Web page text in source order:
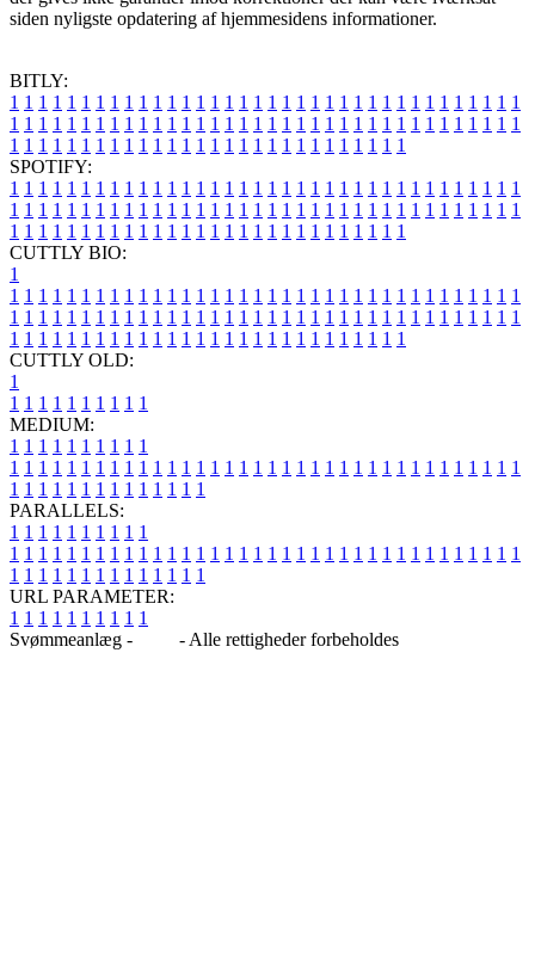
siden nyligste opdatering af hjemmesidens informationer.
BITLY:
1 1 1 1 1 1 1 1 1 1 1 1 1 1 1 1 1 1 1 1 1 1 1 1 1 1 1 1 1 1 1 1 1 1 1 1
1 1 1 1 1 1 1 1 1 1 1 1 1 1 1 1 1 1 1 1 1 1 1 1 1 1 1 1 1 1 1 1 1 1 1 1
1 1 1 1 1 1 1 1 1 1 1 1 1 1 1 1 1 1 1 1 1 1 1 1 1 1 1 1
SPOTIFY:
1 1 1 1 1 1 1 1 1 1 1 1 1 1 1 1 1 1 1 1 1 1 1 1 1 1 1 1 1 1 1 1 1 1 1 1
1 1 1 1 1 1 1 1 1 1 1 1 1 1 1 1 1 1 1 1 1 1 1 1 1 1 1 1 1 1 1 1 1 1 1 1
1 1 1 1 1 1 1 1 1 1 1 1 1 1 1 1 1 1 1 1 1 1 1 1 1 1 1 1
CUTTLY BIO:
1
1 1 1 1 1 1 1 1 1 1 1 1 1 1 1 1 1 1 1 1 1 1 1 1 1 1 1 1 1 1 1 1 1 1 1 1
1 1 1 1 1 1 1 1 1 1 1 1 1 1 1 1 1 1 1 1 1 1 1 1 1 1 1 1 1 1 1 1 1 1 1 1
1 1 1 1 1 1 1 1 1 1 1 1 1 1 1 1 1 1 1 1 1 1 1 1 1 1 1 1
CUTTLY OLD:
1
1 1 1 1 1 1 1 1 1 1
MEDIUM:
1 1 1 1 1 1 1 1 1 1
1 1 1 1 1 1 1 1 1 1 1 1 1 1 1 1 1 1 1 1 1 1 1 1 1 1 1 1 1 1 1 1 1 1 1 1
1 1 1 1 1 1 1 1 1 1 1 1 1 1
PARALLELS:
1 1 1 1 1 1 1 1 1 1
1 1 1 1 1 1 1 1 1 1 1 1 1 1 1 1 1 1 1 1 1 1 1 1 1 1 1 1 1 1 1 1 1 1 1 1
1 1 1 1 1 1 1 1 1 1 1 1 1 1
URL PARAMETER:
1 1 1 1 1 1 1 1 1 1
Svømmeanlæg -
- Alle rettigheder forbeholdes